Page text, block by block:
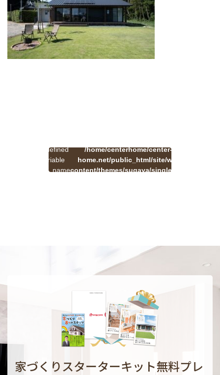
Undefined
variable
$cat_name
/home/centerhome/center-
home.net/public_html/site/wp-
content/themes/sugaya/single.php
家づくりスターターキット無料プレ